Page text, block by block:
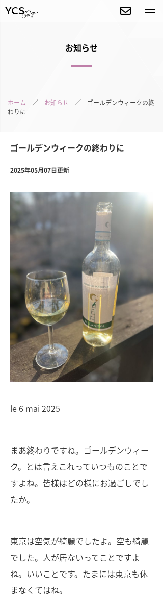
お知らせ
ホーム ／ お知らせ ／ ゴールデンウィークの終
わりに
ゴールデンウィークの終わりに
2025年05月07日更新
le 6 mai 2025
まあ終わりですね。ゴールデンウィー
ク。とは言えこれっていつものことで
すよね。皆様はどの様にお過ごしでし
たか。
東京は空気が綺麗でしたよ。空も綺麗
でした。人が居ないってことですよ
ね。いいことです。たまには東京も休
まなくてはね。